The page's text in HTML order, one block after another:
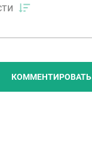
КОММЕНТИРОВАТЬ